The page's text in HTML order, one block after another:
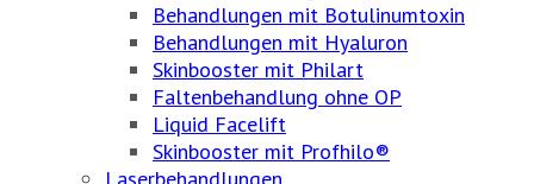
Behandlungen mit Botulinumtoxin
Behandlungen mit Hyaluron
Skinbooster mit Philart
Faltenbehandlung ohne OP
Liquid Facelift
Skinbooster mit Profhilo®